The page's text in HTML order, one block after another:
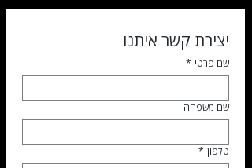
יצירת קשר איתנו
שם פרטי *
שם משפחה
טלפון *